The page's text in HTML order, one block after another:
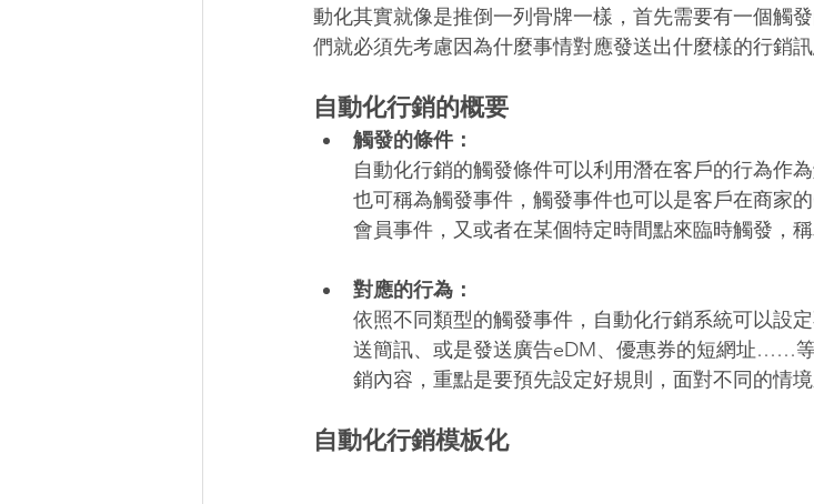
動化其實就像是推倒一列骨牌一樣，首先需要有一個觸
們就必須先考慮因為什麼事情對應發送出什麼樣的行銷訊
自動化行銷的概要
觸發的條件：
自動化行銷的觸發條件可以利用潛在客戶的行為作
也可稱為觸發事件，觸發事件也可以是客戶在商家
會員事件，又或者在某個特定時間點來臨時觸發，稱
對應的行為：
依照不同類型的觸發事件，自動化行銷系統可以設
送簡訊、或是發送廣告eDM、優惠券的短網址……
銷內容，重點是要預先設定好規則，面對不同的情境
自動化行銷模板化